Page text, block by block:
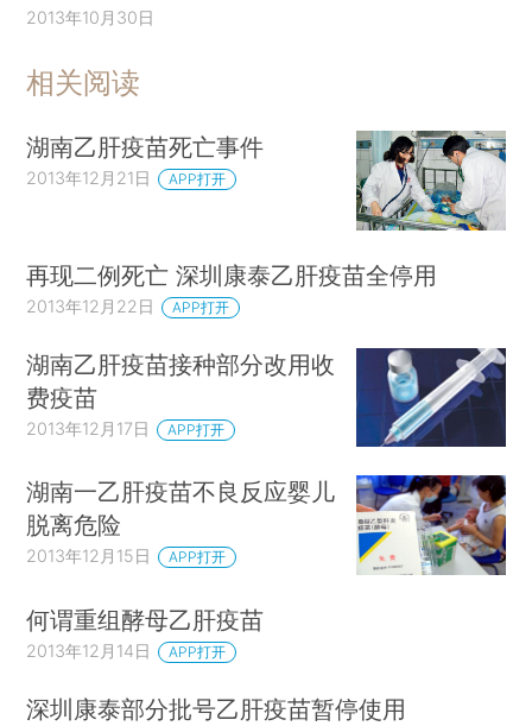
2013年10月30日
相关阅读
湖南乙肝疫苗死亡事件
2013年12月21日 APP打开
再现二例死亡 深圳康泰乙肝疫苗全停用
2013年12月22日 APP打开
湖南乙肝疫苗接种部分改用收
费疫苗
2013年12月17日 APP打开
湖南一乙肝疫苗不良反应婴儿
脱离危险
2013年12月15日 APP打开
何谓重组酵母乙肝疫苗
2013年12月14日 APP打开
深圳康泰部分批号乙肝疫苗暂停使用